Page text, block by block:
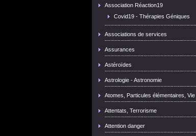
Association Réaction19
Covid19 - Thérapies Géniques
Associations de services
Assurances
Astéroïdes
Astrologie - Astronomie
Atomes, Particules élémentaires, Vie
Attentats, Terrorisme
Attention danger